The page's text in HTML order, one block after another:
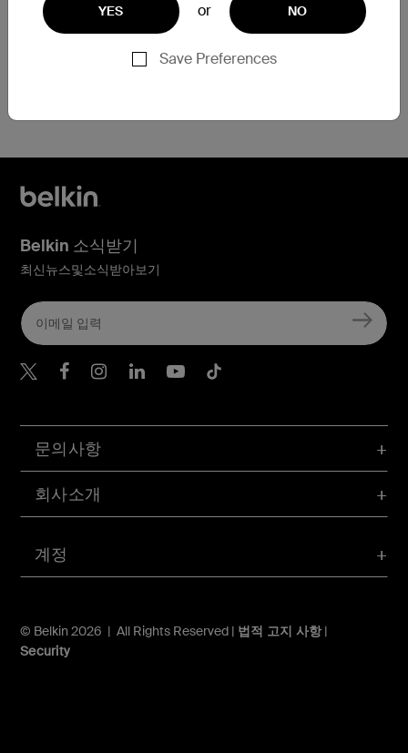
등록에 도움이 필요한 경우 지금 여기를 클릭
YES or NO
Save Preferences
계정
문의사항
회사소개
© Belkin 2026 | All Rights Reserved | 법적 고지 사항|
Security
Belkin 소식받기
최신뉴스및소식받아보기
Belkin Twitter